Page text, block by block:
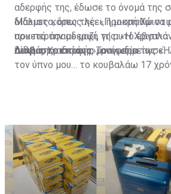
αδερφής της, έδωσε το όνομά της
δίδυμες κόρες της. «Προσπαθώ να
που περάσαμε μαζί, γι’ αυτό
δίδυμη, Χριστιάνα», ανέφερε.
Μάλιστα, όπως λέει, η μικρή
αρκετά την αδερφή της. «Η
πολύ της αδερφής μου», σημείωσε.
Διαβάστε επίσης: Τραγωδία της
τον ύπνο μου… το κουβαλάω 17